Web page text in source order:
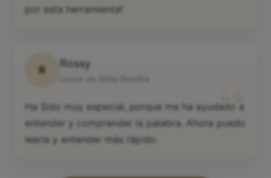
por esta herramienta!
R
Rossy
“
Ha Sido muy especial, porque me ha ayudado a
entender y comprender la palabra. Ahora puedo
leerla y entender más rápido.